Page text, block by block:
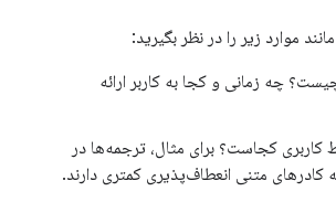
موارد زیر را در نظر بگیرید:
چه زمانی و کجا به کاربر ارائه
کاربری کجاست؟ برای مثال، ترجمه‌ها در
کادرهای متنی انعطاف‌پذیری کمتری دارند.